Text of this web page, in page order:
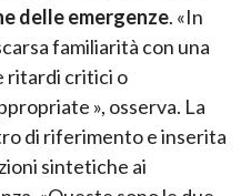
delle emergenze. «In
familiarità con una
ritardi critici o
», osserva. La
di riferimento e inserita
sintetiche ai